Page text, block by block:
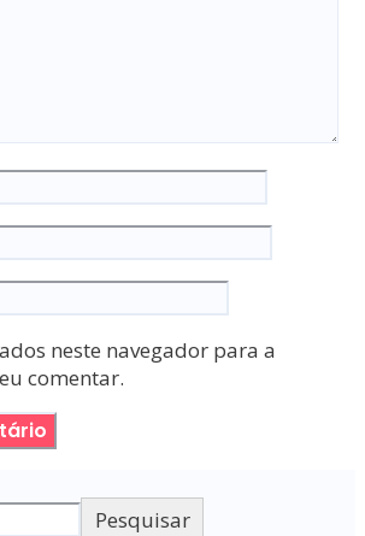
neste navegador para a
comentar.
Pesquisar